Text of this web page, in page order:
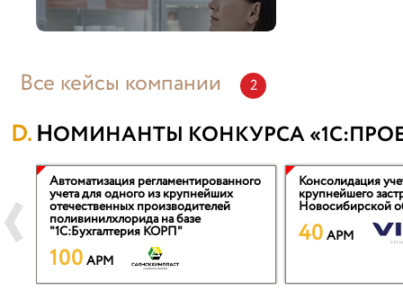
Все кейсы компании 2
НОМИНАНТЫ КОНКУРСА
Автоматизация регламентированного
учета для одного из крупнейших
отечественных производителей
поливинилхлорида на базе
"1С:Бухгалтерия КОРП"
100 APM
Консолидация
крупнейшего
Новосибирской
40 APM